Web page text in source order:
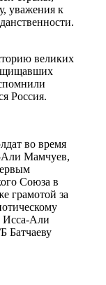
уважения к
великих
Россия.
во время
Али Мамчуев,
Союза в
грамотой за
Исса-Али
Батчаеву